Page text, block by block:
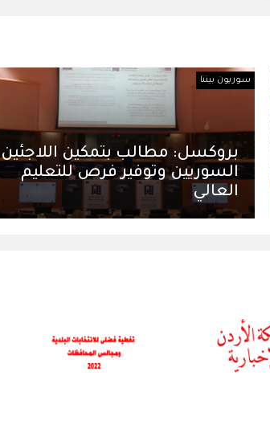
سوريون بيننا
بروكسل: مطالب بتمكين اللاجئين
السوريين وتوفير فرص للتعليم
العالي